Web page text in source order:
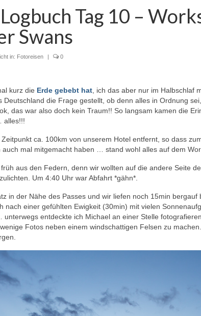
Tag 10 –
Swans
in: Fotoreisen | 0
kurz die Erde gebebt hat , ich das aber nur im Halbschlaf
Deutschland die Frage gestellt, ob denn alles in Ordnung
das war also doch kein Traum!! So langsam kamen die
alles!!!
ca. 100km von unserem Hotel entfernt, so dass
mal mitgemacht haben … stand wohl alles auf dem
aus den Federn, denn wir wollten auf die andere Seite
Um 4:40 Uhr war Abfahrt *gähn*.
in der Nähe des Passes und wir liefen noch 15min
nach einer gefühlten Ewigkeit (30min) mit vielen
entdeckte ich Michael an einer Stelle
Fotos neben einem windschattigen Felsen zu